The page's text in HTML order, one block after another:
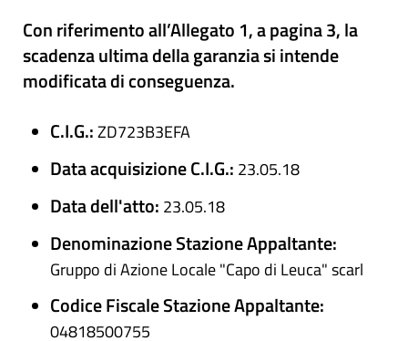
Con riferimento all’Allegato 1, a pagina 3, la
scadenza ultima della garanzia si intende
modificata di conseguenza.
C.I.G.:ZD723B3EFA
Data acquisizione C.I.G.: 23.05.18
Data dell'atto: 23.05.18
Denominazione Stazione Appaltante:
Gruppo di Azione Locale "Capo di Leuca" scarl
Codice Fiscale Stazione Appaltante:
04818500755